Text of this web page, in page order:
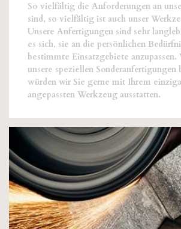
So vielfältig die Anforderungen an
sind, so vielfältig ist auch unser
Unsere Anfertigungen sind sehr
es sich, sie an die persönlichen
bestimmte Einsatzgebiete
unsere speziellen Sonderanfertigungen
würden wir Sie gerne mit Ihrem
angepassten Werkzeug ausstatten.